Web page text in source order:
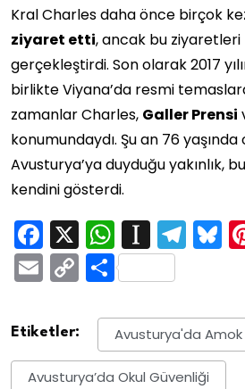
Kral Charles daha önce birçok
ziyaret etti, ancak bu
gerçekleştirdi. Son olarak 2017
birlikte Viyana’da resmi
zamanlar Charles, Galler Prensi
konumundaydı. Şu an 76 yaşında
Avusturya’ya duyduğu yakınlık,
kendini gösterdi.
Facebook
X
EmailCopy
Link
Share
Etiketler: Avusturya'da Amok
Avusturya’da Okul Güvenliği